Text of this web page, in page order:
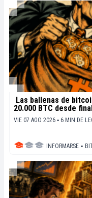
Las ballenas de
20.000 BTC desde
VIE 07 AGO 2026 ▪ 6 MIN DE
INFORMARSE ▪